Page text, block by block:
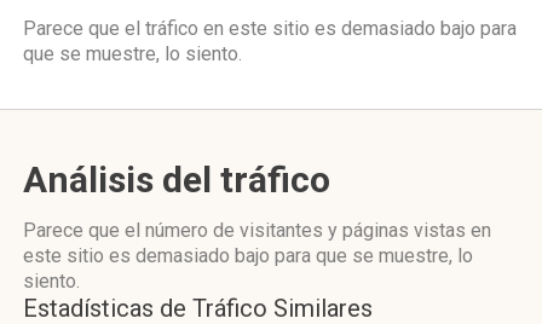
Parece que el tráfico en este sitio es demasiado bajo para
que se muestre, lo siento.
Análisis del tráfico
Parece que el número de visitantes y páginas vistas en
este sitio es demasiado bajo para que se muestre, lo
siento.
Estadísticas de Tráfico Similares